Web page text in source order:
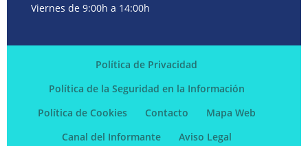
Viernes de 9:00h a 14:00h
Política de Privacidad
Política de la Seguridad en la Información
Política de Cookies
Contacto
Mapa Web
Canal del Informante
Aviso Legal